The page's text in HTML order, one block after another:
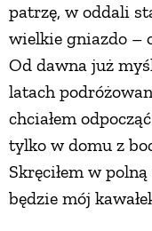
patrzę, w oddali
wielkie gniazdo –
Od dawna już
latach
chciałem
tylko w domu z
Skręciłem w
będzie mój